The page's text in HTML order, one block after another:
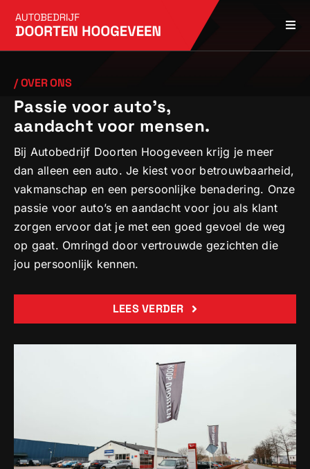
Over ons
Occasions bekijken
Contact opnemen
/ OVER ONS
Passie voor auto’s,
aandacht voor mensen.
Bij Autobedrijf Doorten Hoogeveen krijg je meer
dan alleen een auto. Je kiest voor betrouwbaarheid,
vakmanschap en een persoonlijke benadering. Onze
passie voor auto’s en aandacht voor jou als klant
zorgen ervoor dat je met een goed gevoel de weg
op gaat. Omringd door vertrouwde gezichten die
jou persoonlijk kennen.
LEES VERDER